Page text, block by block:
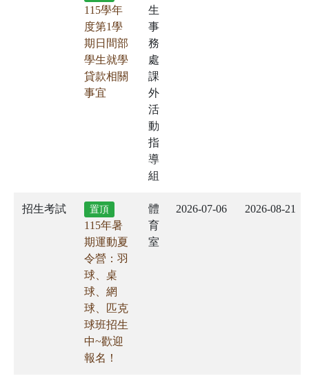
115學年
度第1學
期日間部
學生就學
貸款相關
事宜
生
事
務
處
課
外
活
動
指
導
組
招生考試 置頂
115年暑
期運動夏
令營：羽
球、桌
球、網
球、匹克
球班招生
中~歡迎
報名！
體
育
室
2026-07-06 2026-08-21